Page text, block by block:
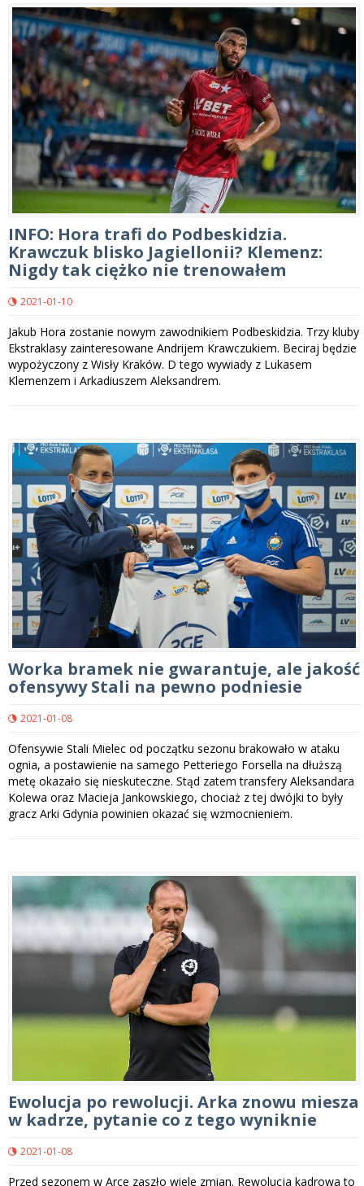
INFO: Hora trafi do Podbeskidzia.
Krawczuk blisko Jagiellonii? Klemenz:
Nigdy tak ciężko nie trenowałem
2021-01-10
Jakub Hora zostanie nowym zawodnikiem Podbeskidzia. Trzy kluby
Ekstraklasy zainteresowane Andrijem Krawczukiem. Beciraj będzie
wypożyczony z Wisły Kraków. D tego wywiady z Lukasem
Klemenzem i Arkadiuszem Aleksandrem.
Worka bramek nie gwarantuje, ale jakość
ofensywy Stali na pewno podniesie
2021-01-08
Ofensywie Stali Mielec od początku sezonu brakowało w ataku
ognia, a postawienie na samego Petteriego Forsella na dłuższą
metę okazało się nieskuteczne. Stąd zatem transfery Aleksandara
Kolewa oraz Macieja Jankowskiego, chociaż z tej dwójki to były
gracz Arki Gdynia powinien okazać się wzmocnieniem.
Ewolucja po rewolucji. Arka znowu miesza
w kadrze, pytanie co z tego wyniknie
2021-01-08
Przed sezonem w Arce zaszło wiele zmian. Rewolucja kadrowa to